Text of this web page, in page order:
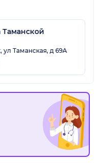
Таманской
ул Таманская, д 69А